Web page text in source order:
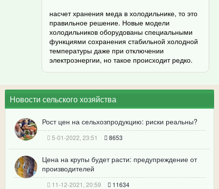
насчет хранения меда в холодильнике, то это
правильное решение. Новые модели
холодильников оборудованы специальными
функциями сохранения стабильной холодной
температуры даже при отключении
электроэнергии, но такое происходит редко.
Новости сельского хозяйства
Рост цен на сельхозпродукцию: риски реальны?
5-01-2022, 23:51 8653
Цена на крупы будет расти: предупреждение от
производителей
11-12-2021, 20:59 11634